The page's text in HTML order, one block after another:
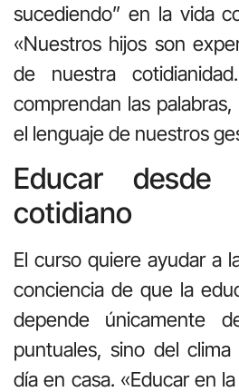
sucediendo” en la vida
«Nuestros hijos son
de nuestra
comprendan las
el lenguaje de nuestros
Educar desde
cotidiano
El curso quiere ayudar a
conciencia de que la
depende únicamente
puntuales, sino del
día en casa. «Educar en